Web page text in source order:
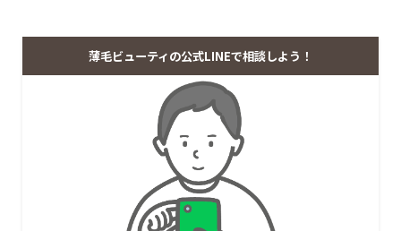
薄毛ビューティの公式LINEで相談しよう！